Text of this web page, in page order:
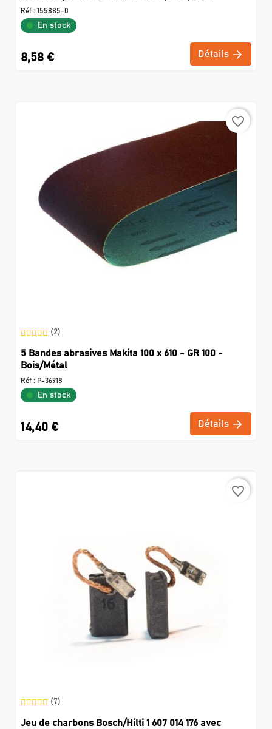
Réf : 155885-0
En stock
8,58 € Détails
favorite_border
(2)
5 Bandes abrasives Makita 100 x 610 - GR 100 -
Bois/Métal
Réf : P-36918
En stock
14,40 € Détails
favorite_border
(7)
Jeu de charbons Bosch/Hilti 1 607 014 176 avec